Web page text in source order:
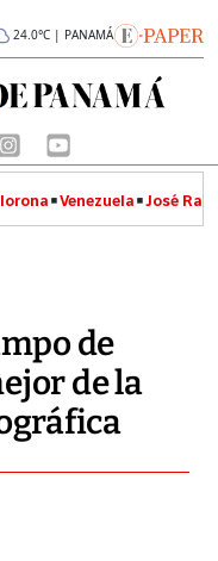
24.0°C | PANAMÁ
Venezuela José
de
de la